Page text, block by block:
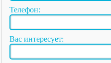
Телефон:
Вас интересует: